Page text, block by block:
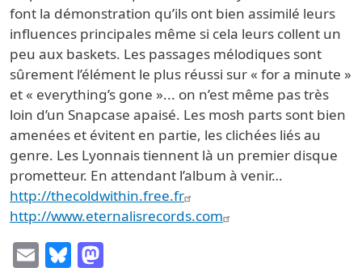
font la démonstration qu’ils ont bien assimilé leurs
influences principales même si cela leurs collent un
peu aux baskets. Les passages mélodiques sont
sûrement l’élément le plus réussi sur « for a minute »
et « everything’s gone »... on n’est même pas très
loin d’un Snapcase apaisé. Les mosh parts sont bien
amenées et évitent en partie, les clichées liés au
genre. Les Lyonnais tiennent là un premier disque
prometteur. En attendant l’album à venir…
http://thecoldwithin.free.fr
http://www.eternalisrecords.com
EmailBluesky